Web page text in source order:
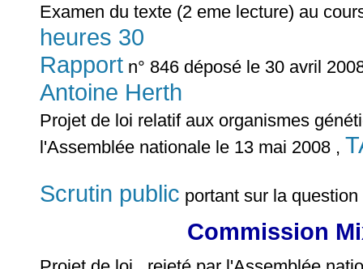
Examen du texte (2 eme lecture) au
heures 30
Rapport n° 846 déposé le 30 avril
Antoine Herth
Projet de loi relatif aux organismes
l'Assemblée nationale le 13 mai 2008 ,
Scrutin public portant sur la
Commission